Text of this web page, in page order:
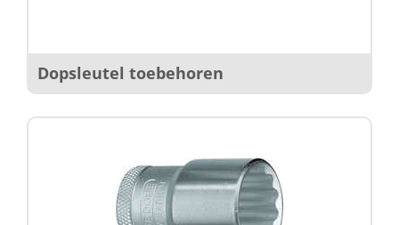
Dopsleutel toebehoren